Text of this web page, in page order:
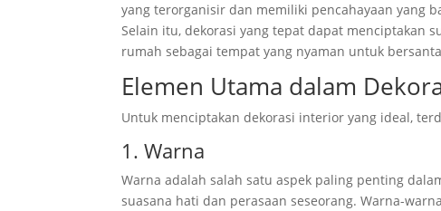
yang terorganisir dan memiliki pencahayaan yang
Selain itu, dekorasi yang tepat dapat menciptakan
rumah sebagai tempat yang nyaman untuk
Elemen Utama dalam
Untuk menciptakan dekorasi interior yang ideal,
1. Warna
Warna adalah salah satu aspek paling penting
suasana hati dan perasaan seseorang. Warna-